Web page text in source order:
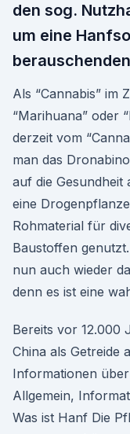
den sog.
um eine
Als “Cannabis” im
“Marihuana” oder
derzeit vom
man das
auf die
eine
Rohmaterial für
Baustoffen
nun auch wieder
denn es ist eine
Bereits vor 12.000
China als Getreide
Informationen
Allgemein,
Was ist Hanf Die